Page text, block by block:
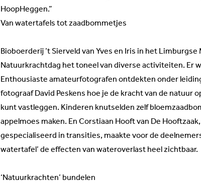
HoopHeggen.”
Van watertafels tot zaadbommetjes
Bioboerderij ’t Sierveld van Yves en Iris in het Limburgse
Natuurkrachtdag het toneel van diverse activiteiten. Er
Enthousiaste amateurfotografen ontdekten onder
fotograaf David Peskens hoe je de kracht van de natuur
kunt vastleggen. Kinderen knutselden zelf
appelmoes maken. En Corstiaan Hooft van De
gespecialiseerd in transities, maakte voor de
watertafel’ de effecten van wateroverlast heel zichtbaar.
‘Natuurkrachten’ bundelen